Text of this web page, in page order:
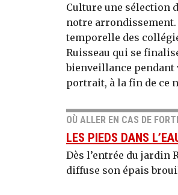
Culture une sélection
notre arrondissement.
temporelle des
Ruisseau qui se
bienveillance pendant
portrait, à la fin de ce
OÙ ALLER EN CAS DE
LES PIEDS DANS
Dès l’entrée du jardin
diffuse son épais